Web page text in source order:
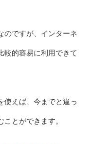
のですが、インターネ
較的容易に利用できて
使えば、今までと違っ
とができます。